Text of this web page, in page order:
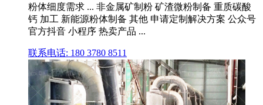
粉体细度需求 ... 非金属矿制粉 矿渣微粉制备 重质碳酸
钙 加工 新能源粉体制备 其他 申请定制解决方案 公众号
官方抖音 小程序 热卖产品 ...
联系电话: 180 3780 8511